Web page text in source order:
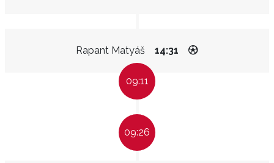
Rapant Matyáš 14:31
09:11
09:26